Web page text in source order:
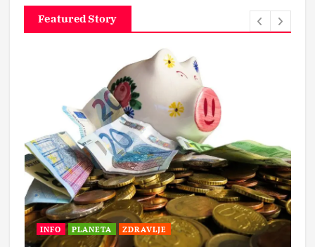
Featured Story
INFO PLANETA ZDRAVLJE